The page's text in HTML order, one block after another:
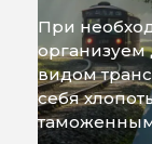
При
видом
себя